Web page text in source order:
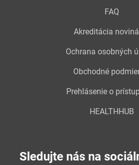
FAQ
Akreditácia
Ochrana osobných
Obchodné
Prehlásenie o
HEALTHHUB
Sledujte nás na